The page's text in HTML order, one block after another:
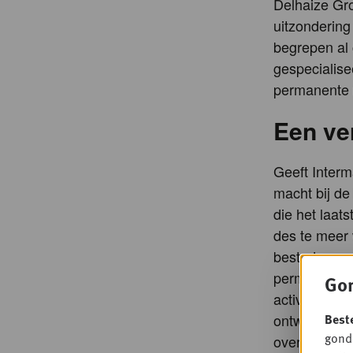
Delhaize
begrepen
Een
Geeft
macht bij
die het
des te
besteden,
activiteiten
overname